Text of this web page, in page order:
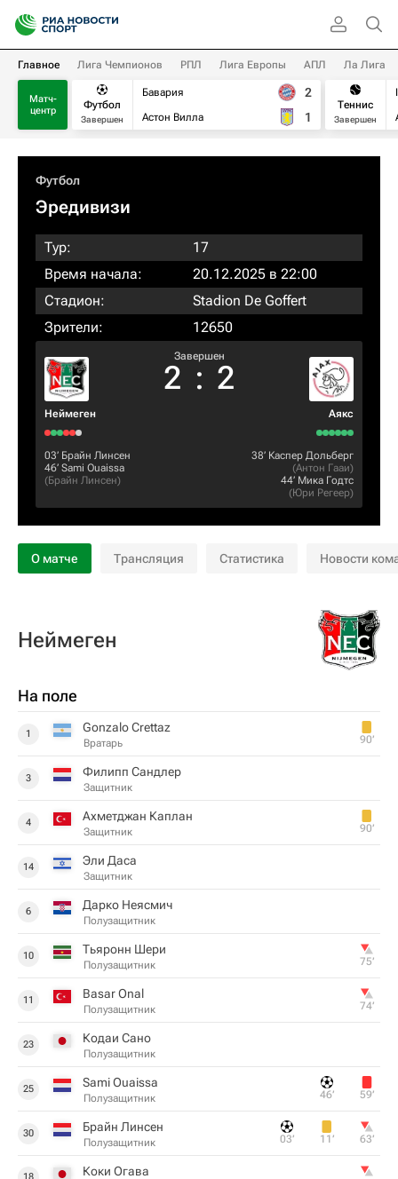
Главное Лига Чемпионов РПЛ Лига Европы АПЛ Ла Лига
Матч-
центр
Футбол
Завершен
Бавария
Астон Вилла
2
1
Теннис
Завершен
Футбол
Эредивизи
Тур:
17
Время начала:
20.12.2025 в 22:00
Стадион:
Stadion De Goffert
Зрители:
12650
Неймеген
Завершен
2 : 2
Аякс
03‎’‎ Брайн Линсен
46‎’‎ Sami Ouaissa
(Брайн Линсен)
38‎’‎ Каспер Дольберг
(Антон Гааи)
44‎’‎ Мика Годтс
(Юри Регеер)
О матче Трансляция Статистика Новости
Неймеген
На поле
1 Gonzalo Crettaz
Вратарь 90‎’‎
3 Филипп Сандлер
Защитник
4 Ахметджан Каплан
Защитник 90‎’‎
14 Эли Даса
Защитник
6 Дарко Неясмич
Полузащитник
10 Тьяронн Шери
Полузащитник 75‎’‎
11 Basar Onal
Полузащитник 74‎’‎
23 Кодаи Сано
Полузащитник
25 Sami Ouaissa
Полузащитник 46‎’‎ 59‎’‎
30 Брайн Линсен
Полузащитник 03‎’‎ 11‎’‎ 63‎’‎
Коки Огава